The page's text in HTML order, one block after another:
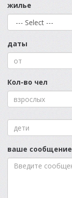
жилье
даты
Кол-во чел
ваше сообщение